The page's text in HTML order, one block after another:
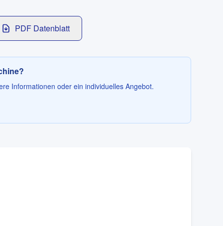
PDF Datenblatt
Informationen oder ein individuelles Angebot.